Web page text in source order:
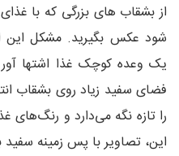
از بشقاب های بزرگی که با
شود عکس بگیرید. مشکل
یک وعده کوچک غذا اشتها
فضای سفید زیاد روی بشقاب
را تازه نگه می‌دارد و رنگ‌های
این، تصاویر با پس زمینه